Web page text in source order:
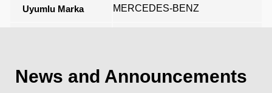
Uyumlu Marka MERCEDES-BENZ
News and Announcements